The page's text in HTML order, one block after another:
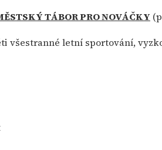
TÁBOR PRO NOVÁČKY
všestranné letní sportování,